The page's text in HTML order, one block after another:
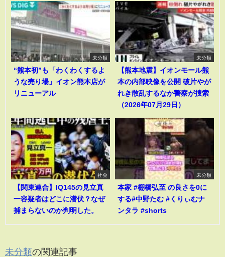
未分類
“熊本初”も「わくわくするよ
うな売り場」イオン熊本店が
リニューアル
未分類
【熊本地震】イオンモール熊
本の内部映像を公開 破片やが
れき散乱するなか警察が捜索
（2026年07月29日）
社会
【関東連合】IQ145の見立真
一容疑者はどこに潜伏？なぜ
捕まらないのか判明した。
未分類
本家 #棚橋弘至 の良さを0に
する#中野たむ #くりぃむナ
ンタラ #shorts
未分類の関連記事